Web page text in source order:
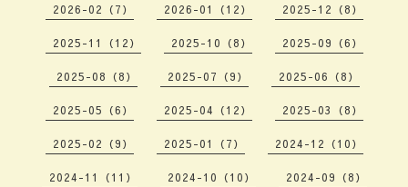
2026-02（7） 2026-01（12） 2025-12（8）
2025-11（12） 2025-10（8） 2025-09（6）
2025-08（8） 2025-07（9） 2025-06（8）
2025-05（6） 2025-04（12） 2025-03（8）
2025-02（9） 2025-01（7） 2024-12（10）
2024-11（11） 2024-10（10） 2024-09（8）